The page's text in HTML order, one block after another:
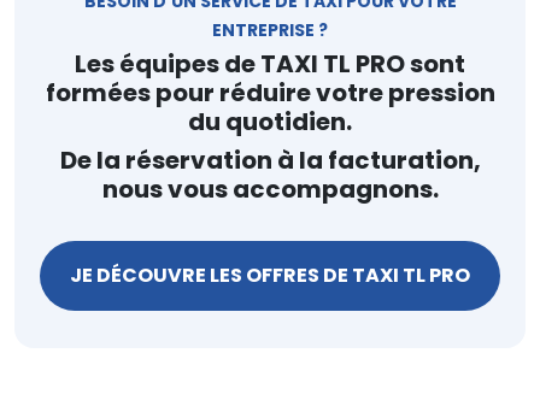
ENTREPRISE ?
Les équipes de TAXI TL PRO sont
formées pour réduire votre pression
du quotidien.
De la réservation à la facturation,
nous vous accompagnons.
JE DÉCOUVRE LES OFFRES DE TAXI TL PRO